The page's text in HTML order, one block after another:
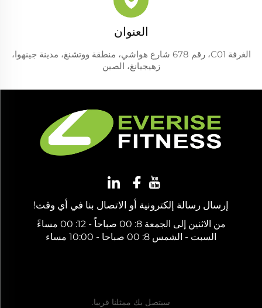
العنوان
الغرفة C01، رقم 678 شارع هواشي، منطقة ووتشنغ، مدينة جينهوا،
زهيجيانغ، الصين
إرسال رسالة إلكترونية أو الاتصال بنا في أي وقت!
من الاثنين إلى الجمعة 8: 00 صباحاً - 12: 00 مساءً
السبت - الشمس 8: 00 صباحا - 10:00 مساء
سيتصل بك ممثلنا قريبا.